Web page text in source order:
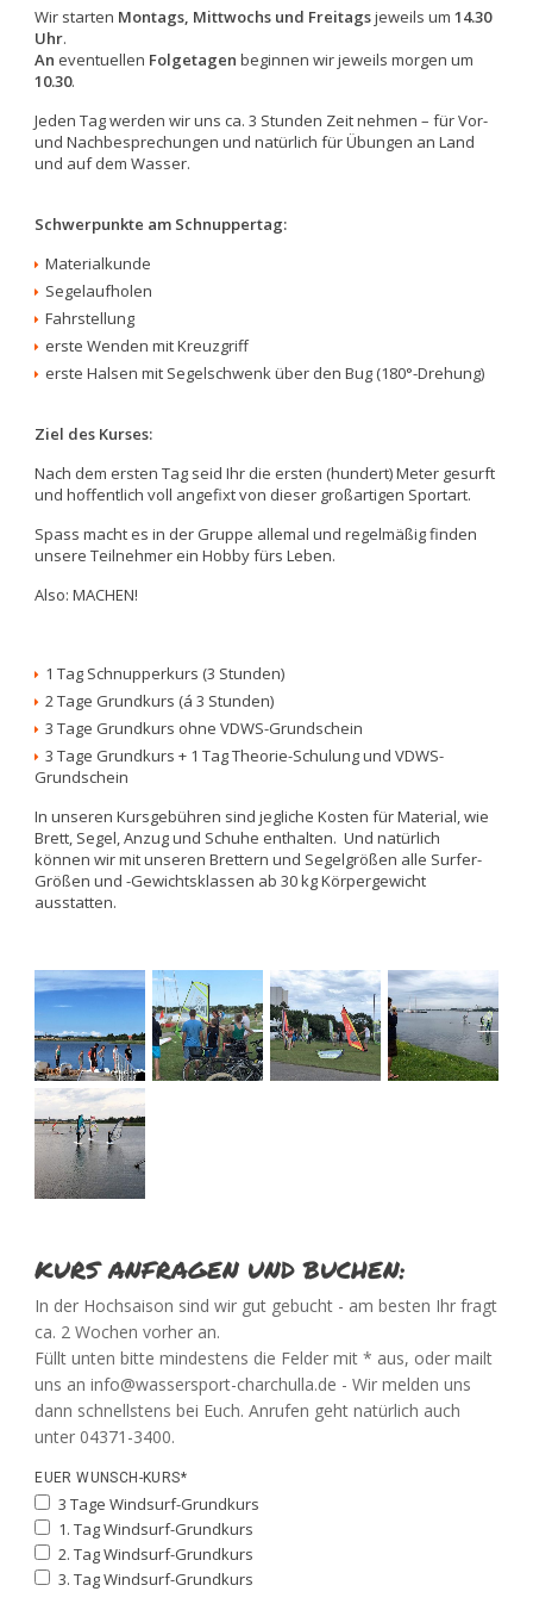
Wir starten Montags, Mittwochs und Freitagsjeweils um14.30
Uhr.
An eventuellen Folgetagen beginnen wir jeweils morgen um
10.30.
Jeden Tag werden wir uns ca. 3 Stunden Zeit nehmen – für Vor-
und Nachbesprechungen und natürlich für Übungen an Land
und auf dem Wasser.
Schwerpunkte am Schnuppertag:
Materialkunde
Segelaufholen
Fahrstellung
erste Wenden mit Kreuzgriff
erste Halsen mit Segelschwenk über den Bug (180°-Drehung)
Ziel des Kurses:
Nach dem ersten Tag seid Ihr die ersten (hundert) Meter gesurft
und hoffentlich voll angefixt von dieser großartigen Sportart.
Spass macht es in der Gruppe allemal und regelmäßig finden
unsere Teilnehmer ein Hobby fürs Leben.
Also: MACHEN!
1 Tag Schnupperkurs (3 Stunden)
2 Tage Grundkurs (á 3 Stunden)
3 Tage Grundkurs ohne VDWS-Grundschein
3 Tage Grundkurs + 1 Tag Theorie-Schulung und VDWS-
Grundschein
In unseren Kursgebühren sind jegliche Kosten für Material, wie
Brett, Segel, Anzug und Schuhe enthalten. Und natürlich
können wir mit unseren Brettern und Segelgrößen alle Surfer-
Größen und -Gewichtsklassen ab 30 kg Körpergewicht
ausstatten.
KURS ANFRAGEN UND BUCHEN:
In der Hochsaison sind wir gut gebucht - am besten Ihr fragt
ca. 2 Wochen vorher an.
Füllt unten bitte mindestens die Felder mit * aus, oder mailt
uns an info@wassersport-charchulla.de - Wir melden uns
dann schnellstens bei Euch. Anrufen geht natürlich auch
unter 04371-3400.
EUER WUNSCH-KURS*
3 Tage Windsurf-Grundkurs
1. Tag Windsurf-Grundkurs
2. Tag Windsurf-Grundkurs
3. Tag Windsurf-Grundkurs